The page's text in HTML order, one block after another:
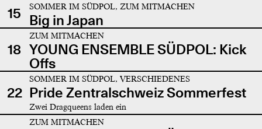
15
SOMMER IM SÜDPOL, ZUM MITMACHEN
Big in Japan
18
ZUM MITMACHEN
YOUNG ENSEMBLE SÜDPOL: Kick
Offs
22
SOMMER IM SÜDPOL, VERSCHIEDENES
Pride Zentralschweiz Sommerfest
Zwei Dragqueens laden ein
ZUM MITMACHEN